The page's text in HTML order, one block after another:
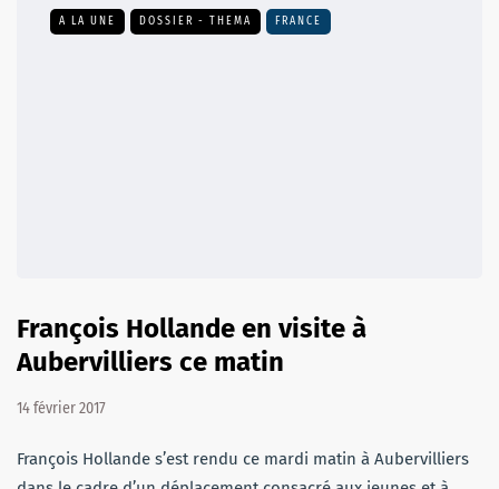
A LA UNE DOSSIER - THEMA FRANCE
François Hollande en visite à
Aubervilliers ce matin
14 février 2017
François Hollande s’est rendu ce mardi matin à Aubervilliers